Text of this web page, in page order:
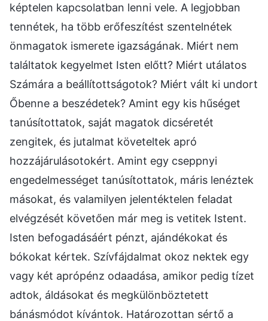
képtelen kapcsolatban lenni vele. A legjobban
tennétek, ha több erőfeszítést szentelnétek
önmagatok ismerete igazságának. Miért nem
találtatok kegyelmet Isten előtt? Miért utálatos
Számára a beállítottságotok? Miért vált ki undort
Őbenne a beszédetek? Amint egy kis hűséget
tanúsítottatok, saját magatok dicséretét
zengitek, és jutalmat követeltek apró
hozzájárulásotokért. Amint egy cseppnyi
engedelmességet tanúsítottatok, máris lenéztek
másokat, és valamilyen jelentéktelen feladat
elvégzését követően már meg is vetitek Istent.
Isten befogadásáért pénzt, ajándékokat és
bókokat kértek. Szívfájdalmat okoz nektek egy
vagy két aprópénz odaadása, amikor pedig tízet
adtok, áldásokat és megkülönböztetett
bánásmódot kívántok. Határozottan sértő a